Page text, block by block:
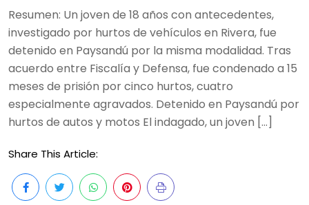
Resumen: Un joven de 18 años con antecedentes,
investigado por hurtos de vehículos en Rivera, fue
detenido en Paysandú por la misma modalidad. Tras
acuerdo entre Fiscalía y Defensa, fue condenado a 15
meses de prisión por cinco hurtos, cuatro
especialmente agravados. Detenido en Paysandú por
hurtos de autos y motos El indagado, un joven […]
Share This Article: